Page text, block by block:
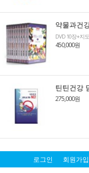
약물과건
DVD 10장+지
450,000원
틴틴건강
275,000원
로그인 회원가입